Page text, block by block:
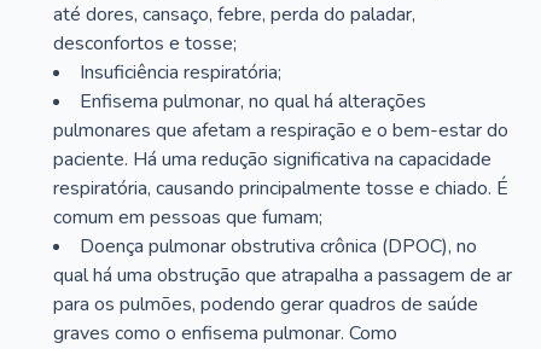
até dores, cansaço, febre, perda do paladar,
desconfortos e tosse;
Insuficiência respiratória;
Enfisema pulmonar, no qual há alterações
pulmonares que afetam a respiração e o bem-estar do
paciente. Há uma redução significativa na capacidade
respiratória, causando principalmente tosse e chiado. É
comum em pessoas que fumam;
Doença pulmonar obstrutiva crônica (DPOC), no
qual há uma obstrução que atrapalha a passagem de ar
para os pulmões, podendo gerar quadros de saúde
graves como o enfisema pulmonar. Como